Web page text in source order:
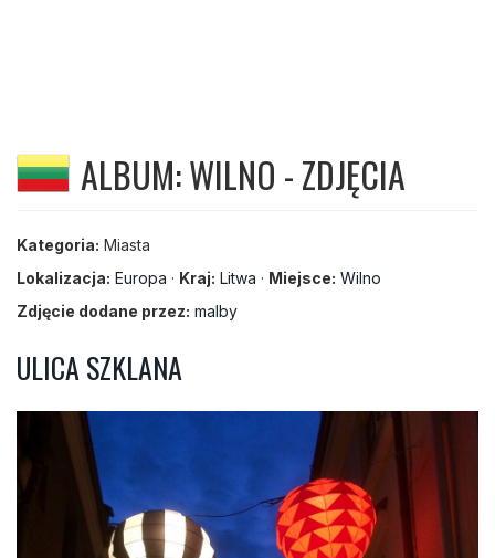
ALBUM: WILNO - ZDJĘCIA
Kategoria: Miasta
Lokalizacja: Europa · Kraj: Litwa · Miejsce: Wilno
Zdjęcie dodane przez: malby
ULICA SZKLANA